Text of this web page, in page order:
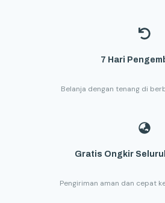
7 Hari
Belanja dengan tenang di
Gratis Ongkir
Pengiriman aman dan cepat